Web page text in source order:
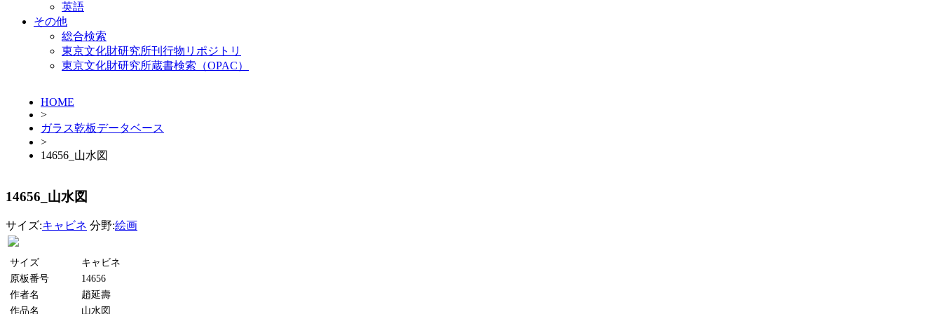
英語
その他
総合検索
東京文化財研究所刊行物リポジトリ
東京文化財研究所蔵書検索（OPAC）
HOME
>
ガラス乾板データベース
>
14656_山水図
14656_山水図
サイズ:キャビネ 分野:絵画
サイズ
キャビネ
原板番号
14656
作者名
趙延壽
作品名
山水図